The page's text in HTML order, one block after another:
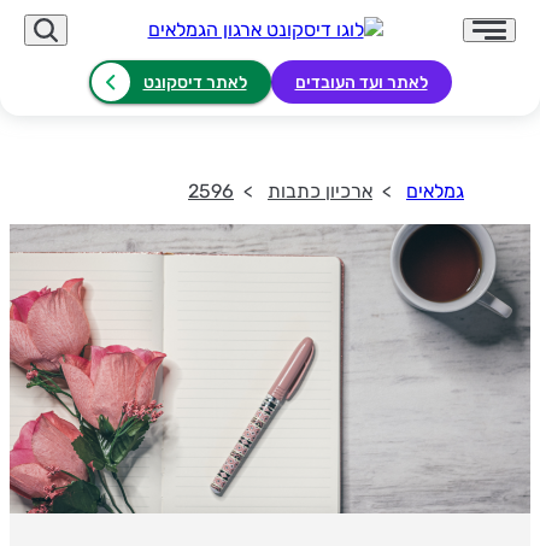
לאתר ועד העובדים לאתר דיסקונט
גמלאים ארכיון כתבות 2596